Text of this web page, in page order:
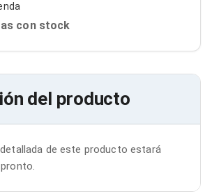
DisplayPort
DVI
VGA / HD15
con stock
del producto
de este producto estará